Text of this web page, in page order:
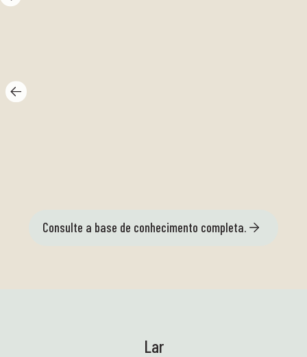
Consulte a base de conhecimento completa.
Lar